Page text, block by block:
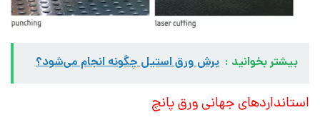
بیشتر بخوانید : برش ورق استیل چگونه انجام می‌شود؟
استانداردهای جهانی ورق پانچ